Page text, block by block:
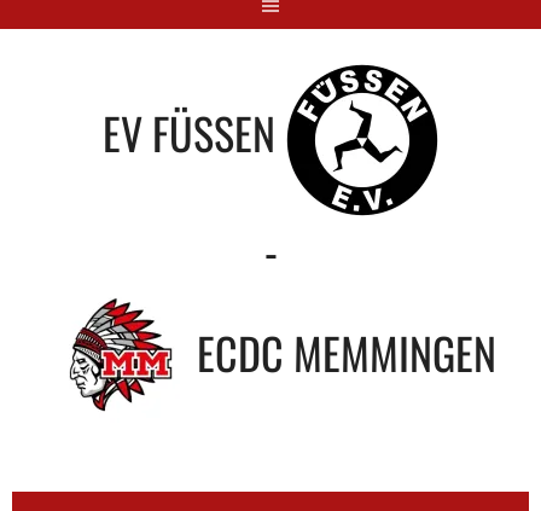
EV FÜSSEN
-
ECDC MEMMINGEN